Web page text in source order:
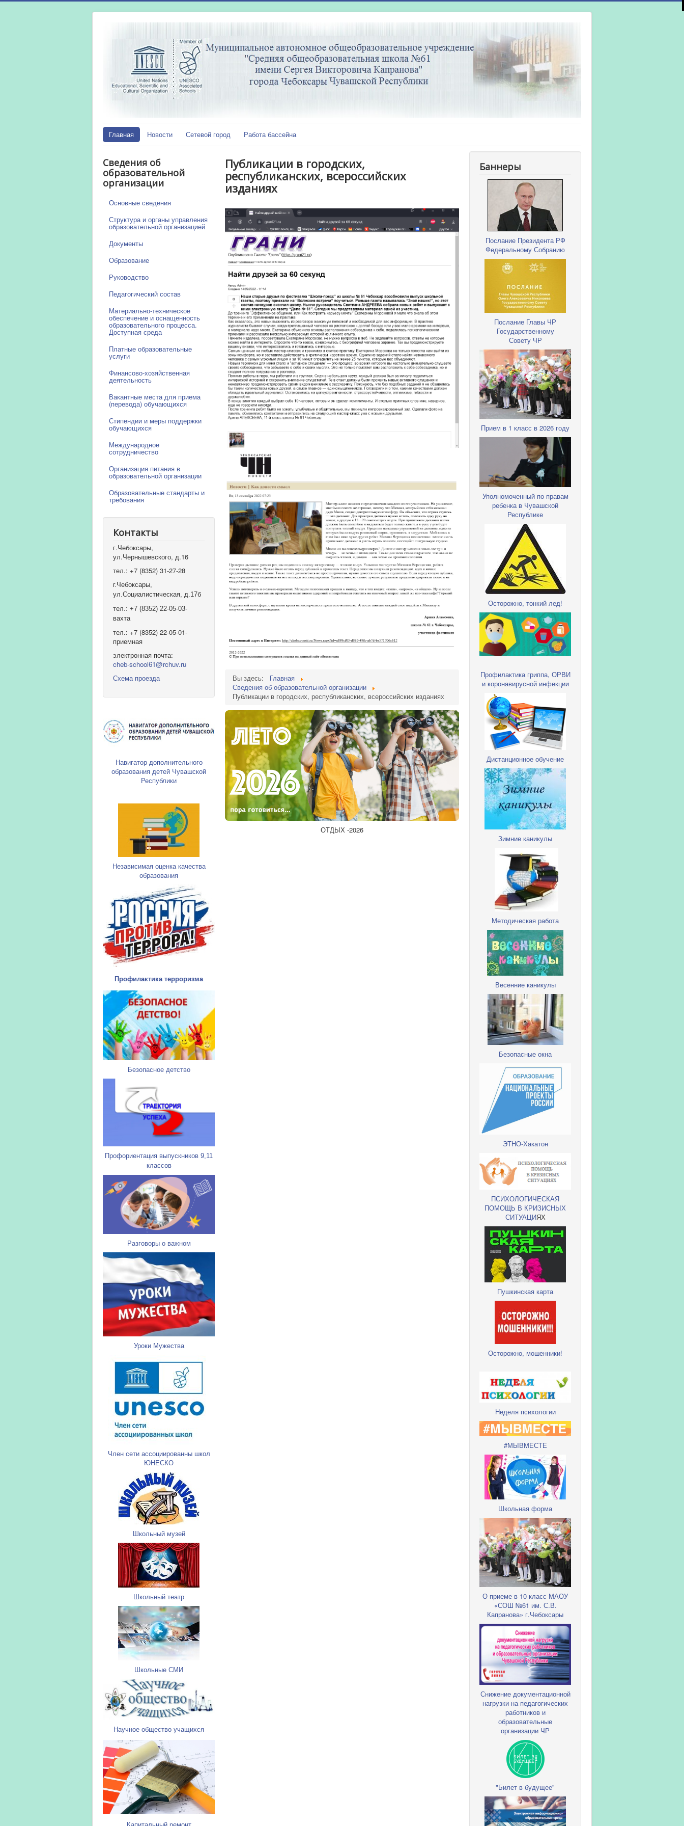
Главная Новости Сетевой город Работа бассейна
Сведения об
образовательной
организации
Основные сведения
Структура и органы управления
образовательной организацией
Документы
Образование
Руководство
Педагогический состав
Материально-техническое
обеспечение и оснащенность
образовательного процесса.
Доступная среда
Платные образовательные
услуги
Финансово-хозяйственная
деятельность
Вакантные места для приема
(перевода) обучающихся
Стипендии и меры поддержки
обучающихся
Международное
сотрудничество
Организация питания в
образовательной организации
Образовательные стандарты и
требования
Контакты
г.Чебоксары,
ул.Чернышевского, д.16
тел.: +7 (8352) 31-27-28
г.Чебоксары,
ул.Социалистическая, д.17б
тел.: +7 (8352) 22-05-03-
вахта
тел.: +7 (8352) 22-05-01-
приемная
электронная почта:
cheb-school61@rchuv.ru
Схема проезда
Навигатор дополнительного
образования детей Чувашской
Республики
Независимая оценка качества
образования
Профилактика терроризма
Безопасное детство
Профориентация выпускников 9,11
классов
Разговоры о важном
Уроки Мужества
Член сети ассоциированны школ
ЮНЕСКО
Школьный музей
Школьный театр
Школьные СМИ
Научное общество учащихся
Публикации в городских,
республиканских, всероссийских
изданиях
Вы здесь:
Главная
Сведения об образовательной организации
Публикации в городских, республиканских, всероссийских изданиях
ОТДЫХ -2026
Баннеры
Послание Президента РФ
Федеральному Собранию
Послание Главы ЧР
Государственному
Совету ЧР
Прием в 1 класс в 2026 году
Уполномоченный по правам
ребенка в Чувашской
Республике
Осторожно, тонкий лед!
Профилактика гриппа, ОРВИ
и коронавирусной инфекции
Дистанционное обучение
Зимние каникулы
Методическая работа
Весенние каникулы
Безопасные окна
ЭТНО-Хакатон
ПСИХОЛОГИЧЕСКАЯ
ПОМОЩЬ В КРИЗИСНЫХ
СИТУАЦИЯХ
Пушкинская карта
Осторожно, мошенники!
Неделя психологии
#МЫВМЕСТЕ
Школьная форма
О приеме в 10 класс МАОУ
«СОШ №61 им. С.В.
Капранова» г.Чебоксары
Снижение документационной
нагрузки на педагогических
работников и
образовательные
организации ЧР
"Билет в будущее"